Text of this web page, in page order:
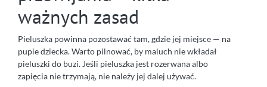
ważnych zasad
Pieluszka powinna pozostawać tam, gdzie jej miejsce — na
pupie dziecka. Warto pilnować, by maluch nie wkładał
pieluszki do buzi. Jeśli pieluszka jest rozerwana albo
zapięcia nie trzymają, nie należy jej dalej używać.